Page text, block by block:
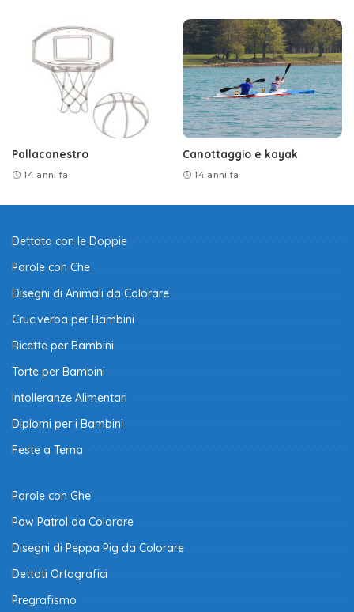
Pallacanestro
14 anni fa
Canottaggio e kayak
14 anni fa
Dettato con le Doppie
Parole con Che
Disegni di Animali da Colorare
Cruciverba per Bambini
Ricette per Bambini
Torte per Bambini
Intolleranze Alimentari
Diplomi per i Bambini
Feste a Tema
Parole con Ghe
Paw Patrol da Colorare
Disegni di Peppa Pig da Colorare
Dettati Ortografici
Pregrafismo